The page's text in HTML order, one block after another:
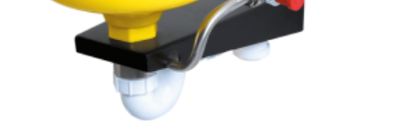
Ver piezas de
repuesto